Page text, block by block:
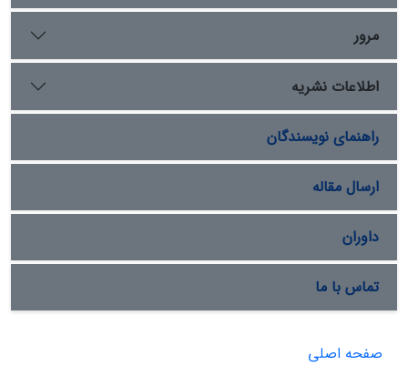
مرور
اطلاعات نشریه
راهنمای نویسندگان
ارسال مقاله
داوران
تماس با ما
صفحه اصلی